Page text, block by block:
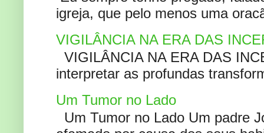
igreja, que pelo menos uma
VIGILÂNCIA NA ERA DAS
VIGILÂNCIA NA ERA DAS
interpretar as profundas
Um Tumor no Lado
Um Tumor no Lado Um padre